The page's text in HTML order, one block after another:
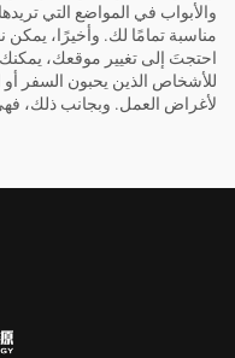
والأبواب في المواضع التي
مناسبة تمامًا لك. وأخيرًا، يمكن
احتجتَ إلى تغيير موقعك، يمكنك
للأشخاص الذين يحبون السفر أو
لأغراض العمل. وبجانب ذلك،